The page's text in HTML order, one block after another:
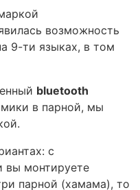
возможность
9-ти языках, в том
bluetooth
в парной, мы
с
вы монтируете
парной (хамама), то